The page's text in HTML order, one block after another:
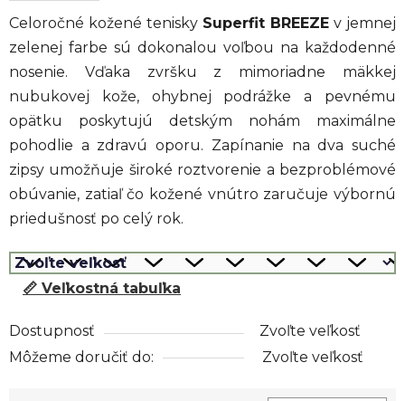
Celoročné kožené tenisky Superfit BREEZE v jemnej
zelenej farbe sú dokonalou voľbou na každodenné
nosenie. Vďaka zvršku z mimoriadne mäkkej
nubukovej kože, ohybnej podrážke a pevnému
opätku poskytujú detským nohám maximálne
pohodlie a zdravú oporu. Zapínanie na dva suché
zipsy umožňuje široké roztvorenie a bezproblémové
obúvanie, zatiaľ čo kožené vnútro zaručuje výbornú
priedušnosť po celý rok.
📏 Veľkostná tabuľka
Dostupnosť
Zvoľte veľkosť
Môžeme doručiť do:
Zvoľte veľkosť